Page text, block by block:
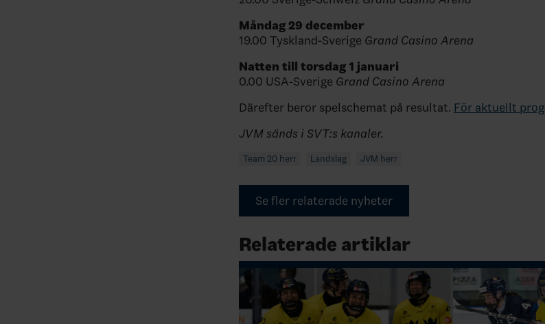
Måndag 29 december
19.00 Tyskland-Sverige Grand Casino Arena
Natten till torsdag 1 januari
0.00 USA-Sverige Grand Casino Arena
Därefter beror spelschemat på resultat. För aktuellt
JVM sänds i SVT:s kanaler.
Team 20 herr Landslag JVM herr
Se fler relaterade nyheter
Relaterade artiklar